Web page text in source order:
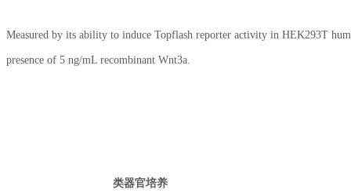
Measured by its ability to induce Topflash reporter activity in HEK293T
presence of 5 ng/mL recombinant Wnt3a.
类器官培养